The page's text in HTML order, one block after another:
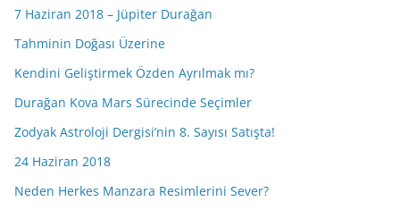
7 Haziran 2018 – Jüpiter Durağan
Tahminin Doğası Üzerine
Kendini Geliştirmek Özden Ayrılmak mı?
Durağan Kova Mars Sürecinde Seçimler
Zodyak Astroloji Dergisi’nin 8. Sayısı Satışta!
24 Haziran 2018
Neden Herkes Manzara Resimlerini Sever?